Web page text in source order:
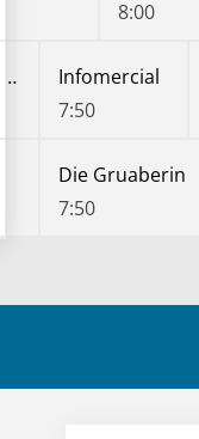
8:00
Die Gebrauchtwagen-Profis: Der Traumauto-Deal
Infomercial
7:50
Die Gruaberin
7:50